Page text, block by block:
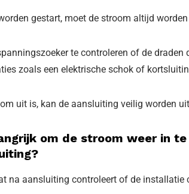
gestart, moet de stroom altijd
te controleren of de
zoals een elektrische schok of
uit is, kan de aansluiting veilig worden
om de stroom weer in
na aansluiting controleert of de installatie